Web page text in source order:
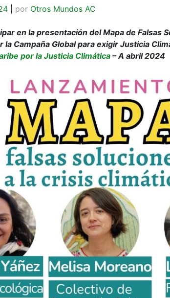
por Otros Mundos AC
en la presentación del Mapa de Falsas
la Campaña Global para exigir Justicia
por la Justicia Climática – A abril 2024